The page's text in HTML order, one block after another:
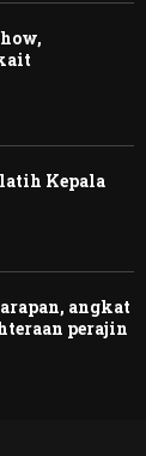
Kepala
angkat
perajin